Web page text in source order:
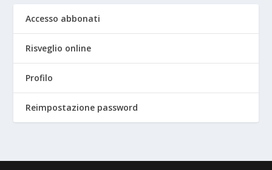
Accesso abbonati
Risveglio online
Profilo
Reimpostazione password